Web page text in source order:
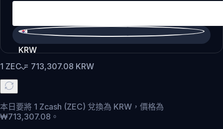
KRW
1 ZEC= 713,307.08 KRW
本日要將 1 Zcash (ZEC) 兌換為 KRW，價格為
₩713,307.08。